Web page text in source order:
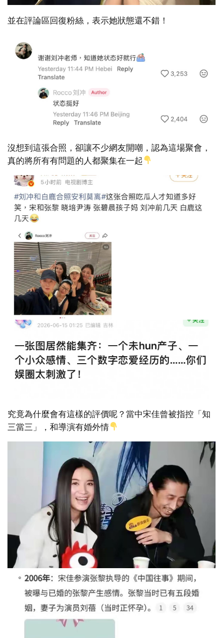
並在評論區回復粉絲，表示她狀態還不錯！
沒想到這張合照，卻讓不少網友開嘲，認為這場聚會，
真的將所有有問題的人都聚集在一起
究竟為什麼會有這樣的評價呢？當中宋佳曾被指控「知
三當三」，和導演有婚外情